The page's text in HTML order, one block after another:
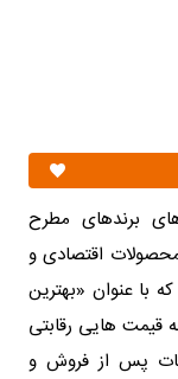
برندهای مطرح
محصولات اقتصادی و
با عنوان «بهترین
قیمت هایی رقابتی
پس از فروش و